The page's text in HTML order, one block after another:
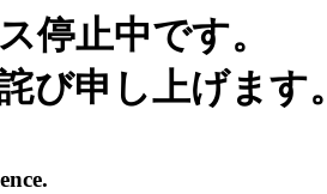
停止中です。
び申し上げます。